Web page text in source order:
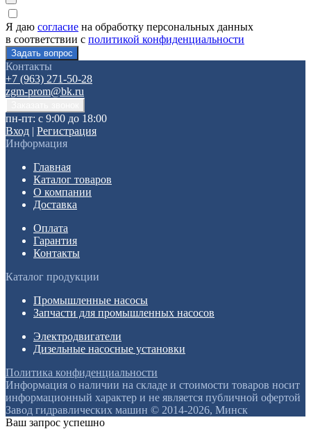
Я даю согласие на обработку персональных данных
в соответствии с политикой конфиденциальности
Контакты
+7 (963) 271-50-28
zgm-prom@bk.ru
пн-пт: с 9:00 до 18:00
Вход | Регистрация
Информация
Главная
Каталог товаров
О компании
Доставка
Оплата
Гарантия
Контакты
Каталог продукции
Промышленные насосы
Запчасти для промышленных насосов
Электродвигатели
Дизельные насосные установки
Политика конфиденциальности
Информация о наличии на складе и стоимости товаров носит
информационный характер и не является публичной офертой
Завод гидравлических машин © 2014-2026, Минск
Ваш запрос успешно